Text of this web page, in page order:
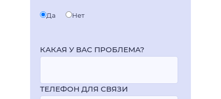
Да Нет
КАКАЯ У ВАС ПРОБЛЕМА?
ТЕЛЕФОН ДЛЯ СВЯЗИ